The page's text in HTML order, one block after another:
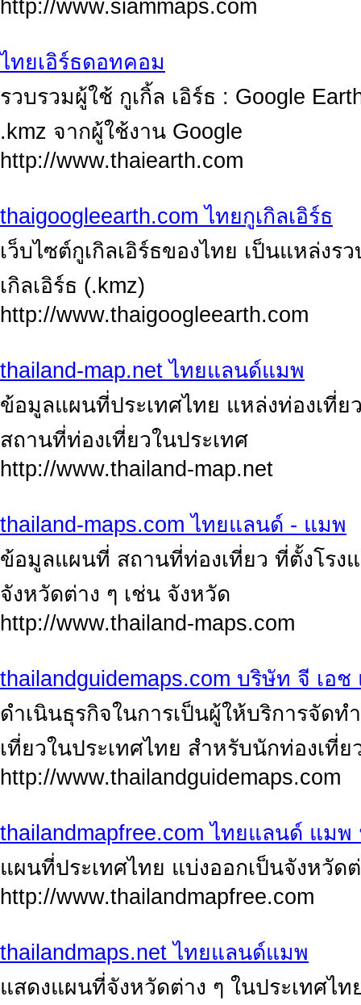
http://www.siammaps.com
ไทยเอิร์ธดอทคอม
รวบรวมผู้ใช้ กูเกิ้ล เอิร์ธ : Google
.kmz จากผู้ใช้งาน Google
http://www.thaiearth.com
thaigoogleearth.com ไทยกูเกิลเอิร์ธ
เว็บไซต์กูเกิลเอิร์ธของไทย เป็นแหล่ง
เกิลเอิร์ธ (.kmz)
http://www.thaigoogleearth.com
thailand-map.net ไทยแลนด์แมพ
ข้อมูลแผนที่ประเทศไทย แหล่งท่องเที่
สถานที่ท่องเที่ยวในประเทศ
http://www.thailand-map.net
thailand-maps.com ไทยแลนด์ - แมพ
ข้อมูลแผนที่ สถานที่ท่องเที่ยว ที่ตั้งโรง
จังหวัดต่าง ๆ เช่น จังหวัด
http://www.thailand-maps.com
thailandguidemaps.com บริษัท จี เอ
ดำเนินธุรกิจในการเป็นผู้ให้บริการจัด
เที่ยวในประเทศไทย สำหรับนักท่องเที่ย
http://www.thailandguidemaps.com
thailandmapfree.com ไทยแลนด์ แมพ
แผนที่ประเทศไทย แบ่งออกเป็นจังหวัด
http://www.thailandmapfree.com
thailandmaps.net ไทยแลนด์แมพ
แสดงแผนที่จังหวัดต่าง ๆ ในประเทศไ